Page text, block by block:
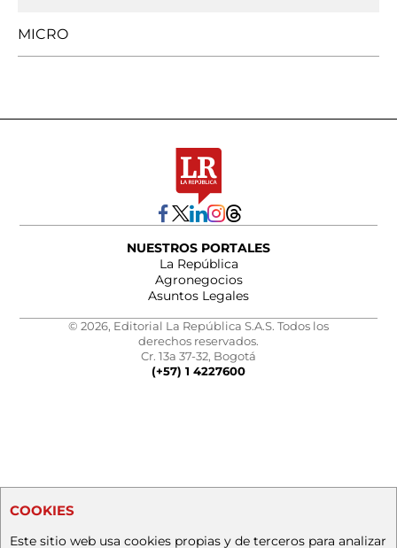
MICRO
NUESTROS PORTALES
La República
Agronegocios
Asuntos Legales
© 2026, Editorial La República S.A.S. Todos los
derechos reservados.
Cr. 13a 37-32, Bogotá
(+57) 1 4227600
COOKIES
Este sitio web usa cookies propias y de terceros para analizar